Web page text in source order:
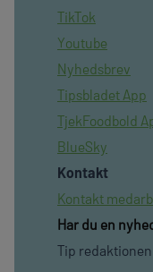
TikTok
Youtube
Nyhedsbrev
Tipsbladet App
TjekFoodbold
BlueSky
Kontakt
Kontakt
Har du en
Tip